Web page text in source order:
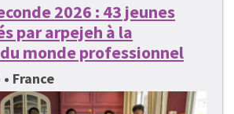
2026 : 43 jeunes
par arpejeh à la
monde professionnel
France